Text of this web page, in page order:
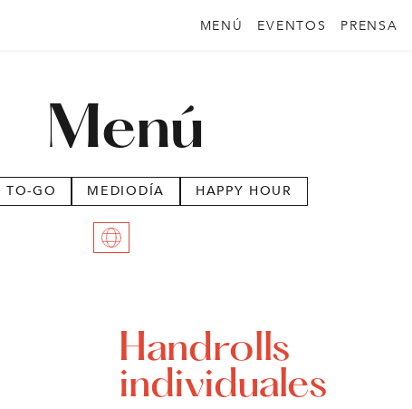
MENÚ EVENTOS PRENSA
Menú
TO-GO MEDIODÍA HAPPY HOUR
Handrolls
individuales